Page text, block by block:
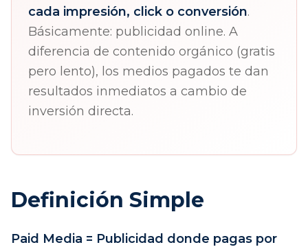
cada impresión, click o conversión.
Básicamente: publicidad online. A
diferencia de contenido orgánico (gratis
pero lento), los medios pagados te dan
resultados inmediatos a cambio de
inversión directa.
Definición Simple
Paid Media = Publicidad donde pagas por